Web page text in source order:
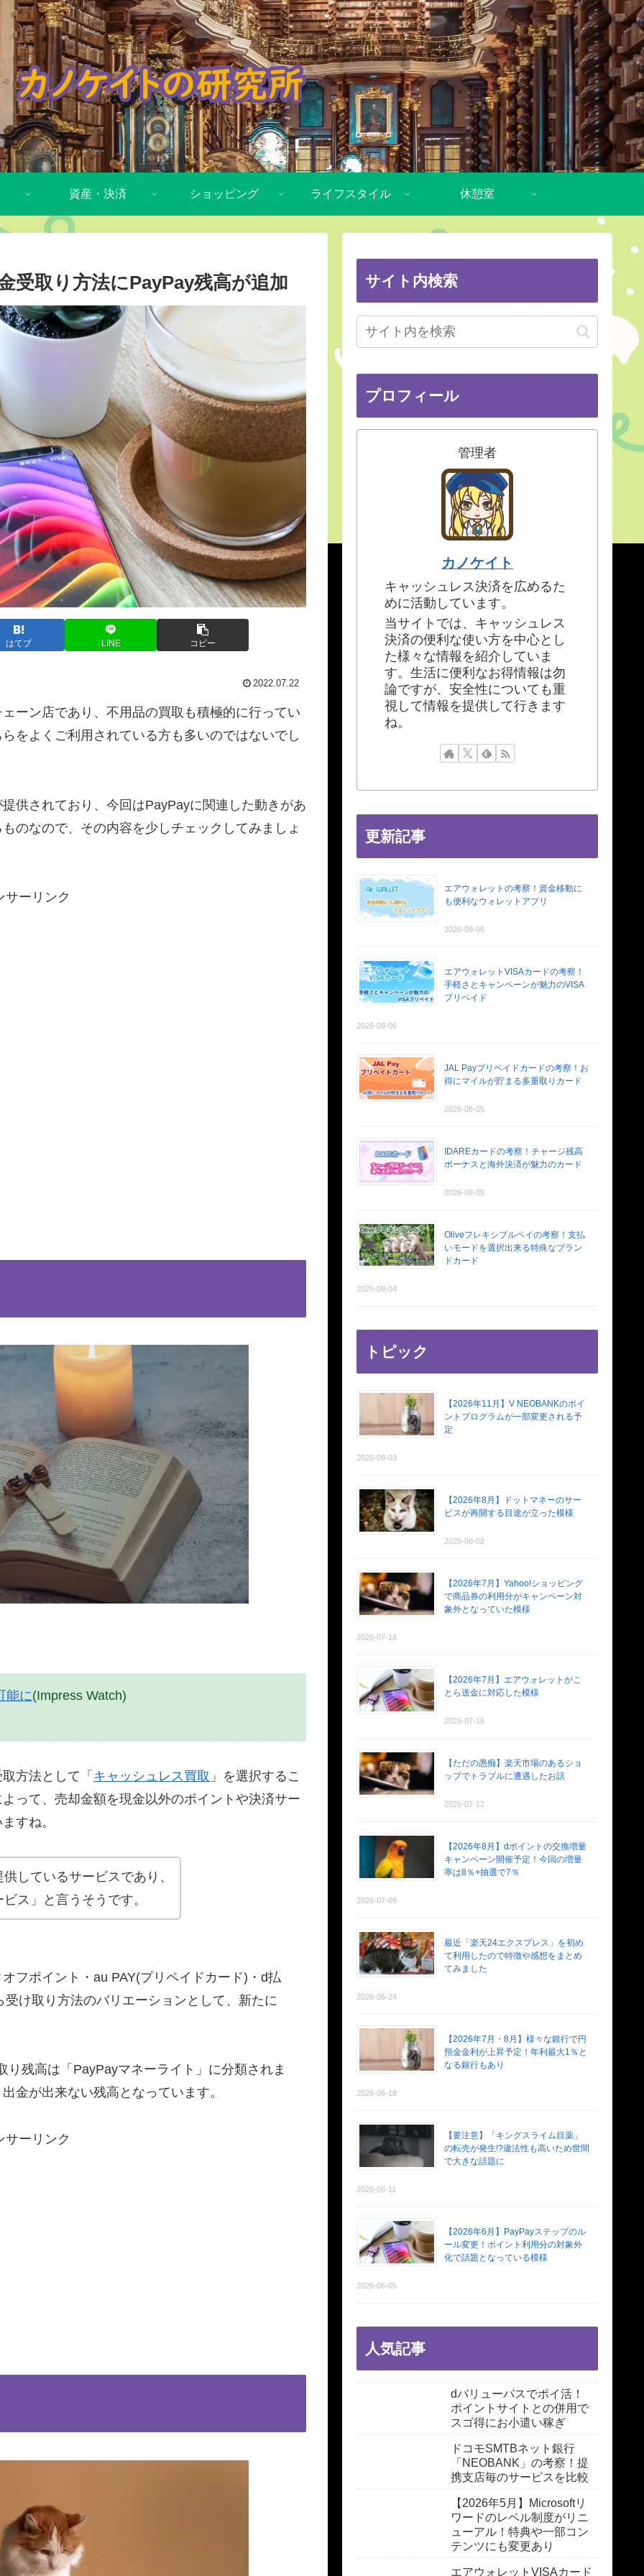
資産・決済 ショッピング ライフスタイル 休憩室
受取り方法にPayPay残高が追加
はてブ LINE コピー
2022.07.22
ーン店であり、不用品の買取も積極的に行ってい
をよくご利用されている方も多いのではないでし
供されており、今回はPayPayに関連した動きがあ
のなので、その内容を少しチェックしてみましょ
サーリンク
能に(Impress Watch)
方法として「 キャッシュレス買取 」を選択するこ
って、売却金額を現金以外のポイントや決済サー
すね。
しているサービスであり、
ス」と言うそうです。
フポイント・au PAY(プリペイドカード)・d払
け取り方法のバリエーションとして、新たに
残高は「PayPayマネーライト」に分類されま
金が出来ない残高となっています。
サーリンク
サイト内検索
プロフィール
管理者
カノケイト
キャッシュレス決済を広めるた
めに活動しています。
当サイトでは、キャッシュレス
決済の便利な使い方を中心とし
た様々な情報を紹介していま
す。生活に便利なお得情報は勿
論ですが、安全性についても重
視して情報を提供して行きます
ね。
更新記事
エアウォレットの考察！資金移動に
も便利なウォレットアプリ
2026-08-06
エアウォレットVISAカードの考察！
手軽さとキャンペーンが魅力のVISA
プリペイド
2026-08-06
JAL Payプリペイドカードの考察！お
得にマイルが貯まる多重取りカード
2026-08-05
IDAREカードの考察！チャージ残高
ボーナスと海外決済が魅力のカード
2026-08-05
Oliveフレキシブルペイの考察！支払
いモードを選択出来る特殊なブラン
ドカード
2026-08-04
トピック
【2026年11月】V NEOBANKのポイ
ントプログラムが一部変更される予
定
2026-08-03
【2026年8月】ドットマネーのサー
ビスが再開する目途が立った模様
2026-08-02
【2026年7月】Yahoo!ショッピング
で商品券の利用分がキャンペーン対
象外となっていた模様
2026-07-18
【2026年7月】エアウォレットがこ
とら送金に対応した模様
2026-07-16
【ただの愚痴】楽天市場のあるショ
ップでトラブルに遭遇したお話
2026-07-12
【2026年8月】dポイントの交換増量
キャンペーン開催予定！今回の増量
率は8％+抽選で7％
2026-07-09
最近「楽天24エクスプレス」を初め
て利用したので特徴や感想をまとめ
てみました
2026-06-24
【2026年7月・8月】様々な銀行で円
預金金利が上昇予定！年利最大1％と
なる銀行もあり
2026-06-18
【要注意】「キングスライム目薬」
の転売が発生!?違法性も高いため世間
で大きな話題に
2026-06-11
【2026年6月】PayPayステップのル
ール変更！ポイント利用分の対象外
化で話題となっている模様
2026-06-05
人気記事
dバリューパスでポイ活！
ポイントサイトとの併用で
スゴ得にお小遣い稼ぎ
ドコモSMTBネット銀行
「NEOBANK」の考察！提
携支店毎のサービスを比較
【2026年5月】Microsoftリ
ワードのレベル制度がリニ
ューアル！特典や一部コン
テンツにも変更あり
エアウォレットVISAカード